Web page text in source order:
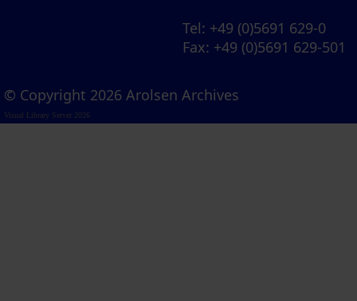
Tel: +49 (0)5691 629-0
Fax: +49 (0)5691 629-501
© Copyright 2026 Arolsen Archives
Visual Library Server 2026